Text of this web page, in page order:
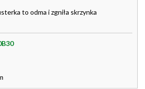
to odma i zgniła skrzynka